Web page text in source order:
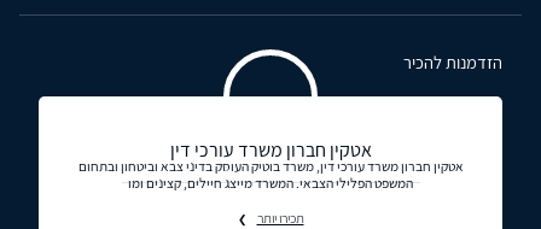
הזדמנות להכיר
אטקין חברון משרד עורכי דין
אטקין חברון משרד עורכי דין, משרד בוטיק העוסק בדיני צבא וביטחון ובתחום
המשפט הפלילי הצבאי. המשרד מייצג חיילים, קצינים ומו
תכירו יותר